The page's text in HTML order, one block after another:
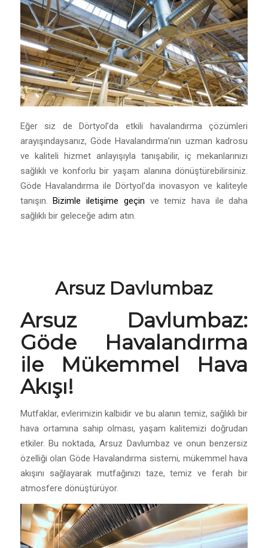
Eğer siz de Dörtyol’da etkili havalandırma çözümleri
arayışındaysanız, Göde Havalandırma’nın uzman kadrosu
ve kaliteli hizmet anlayışıyla tanışabilir, iç mekanlarınızı
sağlıklı ve konforlu bir yaşam alanına dönüştürebilirsiniz.
Göde Havalandırma ile Dörtyol’da inovasyon ve kaliteyle
tanışın.Bizimle iletişime geçin ve temiz hava ile daha
sağlıklı bir geleceğe adım atın.
Arsuz Davlumbaz
Arsuz Davlumbaz:
Göde Havalandırma
ile Mükemmel Hava
Akışı!
Mutfaklar, evlerimizin kalbidir ve bu alanın temiz, sağlıklı bir
hava ortamına sahip olması, yaşam kalitemizi doğrudan
etkiler. Bu noktada, Arsuz Davlumbaz ve onun benzersiz
özelliği olan Göde Havalandırma sistemi, mükemmel hava
akışını sağlayarak mutfağınızı taze, temiz ve ferah bir
atmosfere dönüştürüyor.